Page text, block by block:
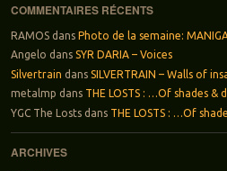
COMMENTAIRES RÉCENTS
RAMOSdans Photo de la semaine:
Angelo dans SYR DARIA – Voices
Silvertrain dans SILVERTRAIN – Walls of
metalmp dans THE LOSTS : …Of shades &
YGC The Lostsdans THE LOSTS : …Of
ARCHIVES